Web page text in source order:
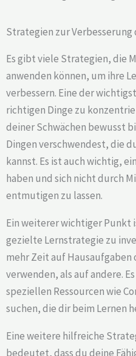
Strategien zur
Es gibt viele Strategien, die
anwenden können, um ihre
verbessern. Eine der
richtigen Dinge zu
deiner Schwächen bewusst
Dingen verschwendest, die
kannst. Es ist auch wichtig,
haben und sich nicht durch
entmutigen zu lassen.
Ein weiterer wichtiger Punkt
gezielte Lernstrategie zu
mehr Zeit auf
verwenden, als auf andere.
speziellen Ressourcen wie
suchen, die dir beim Lernen
Eine weitere hilfreiche
bedeutet, dass du deine